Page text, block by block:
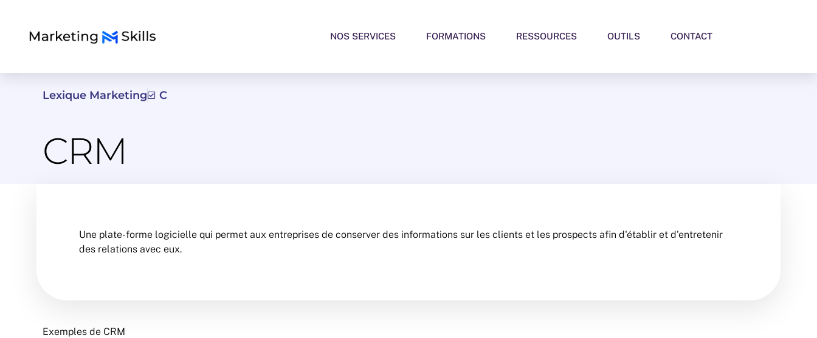
NOS SERVICES FORMATIONS RESSOURCES OUTILS CONTACT
Lexique Marketing C
CRM
Une plate-forme logicielle qui permet aux entreprises de conserver des informations sur les clients et les prospects afin d'établir et d'entretenir
des relations avec eux.
Exemples de CRM